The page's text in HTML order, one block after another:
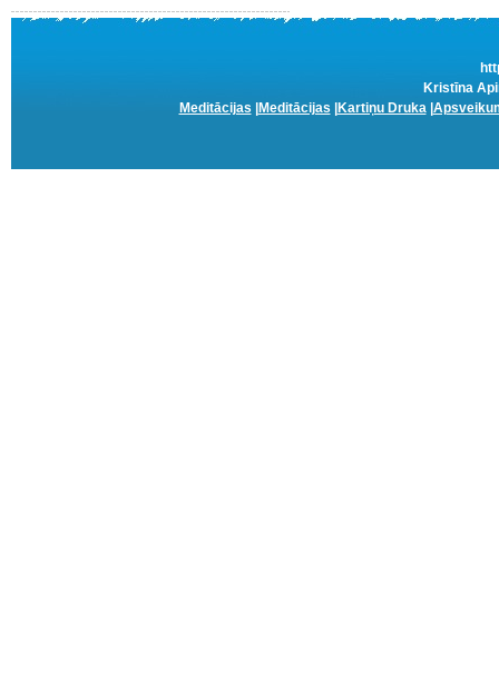
Kristīna
Meditācijas
Meditācijas Kartiņu Druka|